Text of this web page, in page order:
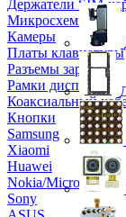
Держатели SIM-
Микросхемы
Камеры
Платы клавиатуры
Разъемы зарядки
Рамки дисплея
Коаксиальный
Кнопки
Samsung
Xiaomi
Huawei
Nokia/Microsoft
Sony